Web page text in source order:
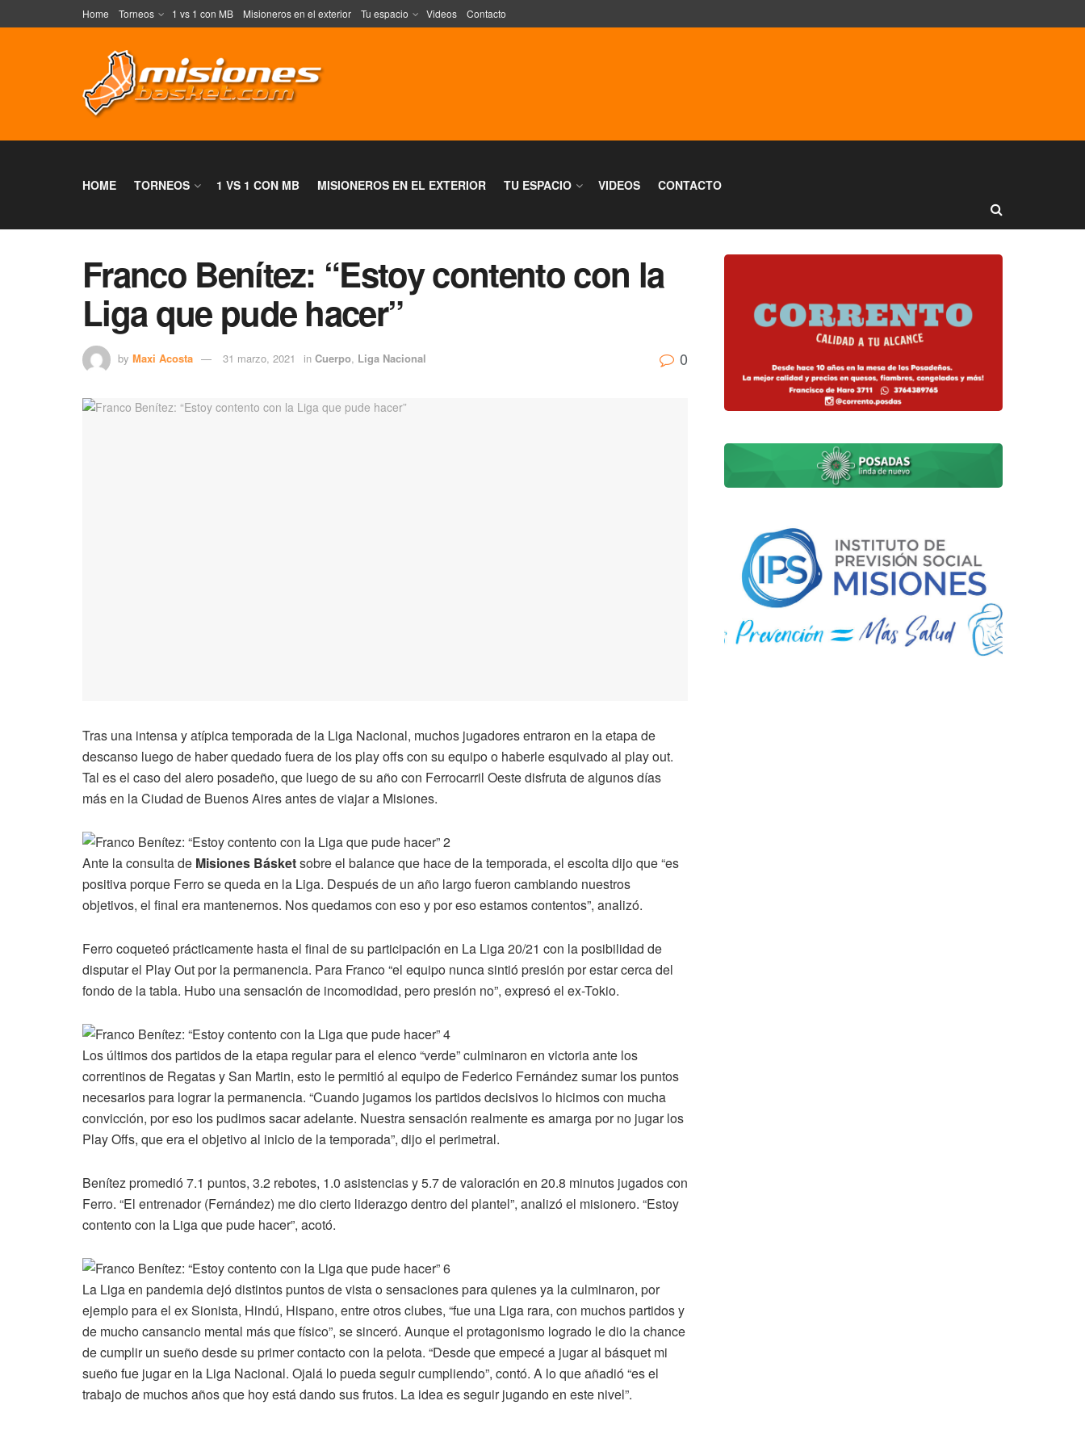
Home Torneos 1 vs 1 con MB Misioneros en el exterior Tu espacio Videos Contacto
HOME TORNEOS 1 VS 1 CON MB MISIONEROS EN EL EXTERIOR TU ESPACIO VIDEOS CONTACTO
Franco Benítez: “Estoy contento con la
Liga que pude hacer”
by Maxi Acosta 31 marzo, 2021 in Cuerpo, Liga Nacional 0
Tras una intensa y atípica temporada de la Liga Nacional, muchos jugadores entraron en la etapa de
descanso luego de haber quedado fuera de los play offs con su equipo o haberle esquivado al play out.
Tal es el caso del alero posadeño, que luego de su año con Ferrocarril Oeste disfruta de algunos días
más en la Ciudad de Buenos Aires antes de viajar a Misiones.
Ante la consulta de Misiones Básketsobre el balance que hace de la temporada, el escolta dijo que “es
positiva porque Ferro se queda en la Liga. Después de un año largo fueron cambiando nuestros
objetivos, el final era mantenernos. Nos quedamos con eso y por eso estamos contentos”, analizó.
Ferro coqueteó prácticamente hasta el final de su participación en La Liga 20/21 con la posibilidad de
disputar el Play Out por la permanencia. Para Franco “el equipo nunca sintió presión por estar cerca del
fondo de la tabla. Hubo una sensación de incomodidad, pero presión no”, expresó el ex-Tokio.
Los últimos dos partidos de la etapa regular para el elenco “verde” culminaron en victoria ante los
correntinos de Regatas y San Martin, esto le permitió al equipo de Federico Fernández sumar los puntos
necesarios para lograr la permanencia. “Cuando jugamos los partidos decisivos lo hicimos con mucha
convicción, por eso los pudimos sacar adelante. Nuestra sensación realmente es amarga por no jugar los
Play Offs, que era el objetivo al inicio de la temporada”, dijo el perimetral.
Benítez promedió 7.1 puntos, 3.2 rebotes, 1.0 asistencias y 5.7 de valoración en 20.8 minutos jugados con
Ferro. “El entrenador (Fernández) me dio cierto liderazgo dentro del plantel”, analizó el misionero. “Estoy
contento con la Liga que pude hacer”, acotó.
La Liga en pandemia dejó distintos puntos de vista o sensaciones para quienes ya la culminaron, por
ejemplo para el ex Sionista, Hindú, Hispano, entre otros clubes, “fue una Liga rara, con muchos partidos y
de mucho cansancio mental más que físico”, se sinceró. Aunque el protagonismo logrado le dio la chance
de cumplir un sueño desde su primer contacto con la pelota. “Desde que empecé a jugar al básquet mi
sueño fue jugar en la Liga Nacional. Ojalá lo pueda seguir cumpliendo”, contó. A lo que añadió “es el
trabajo de muchos años que hoy está dando sus frutos. La idea es seguir jugando en este nivel”.